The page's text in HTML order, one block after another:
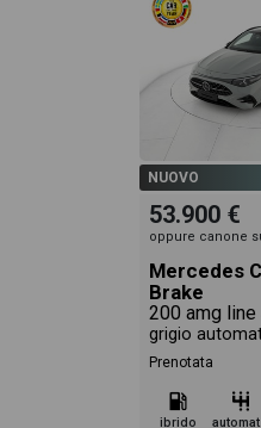
NUOVO
53.900 €
oppure canone
Mercedes
Brake
grigio
Prenotata
ibrido